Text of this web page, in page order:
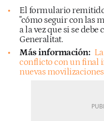
El formulario
"cómo seguir con las
a la vez que si se
Generalitat.
Más información:
conflicto con un final
nuevas